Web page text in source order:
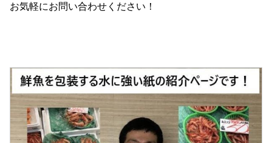
お気軽にお問い合わせください！